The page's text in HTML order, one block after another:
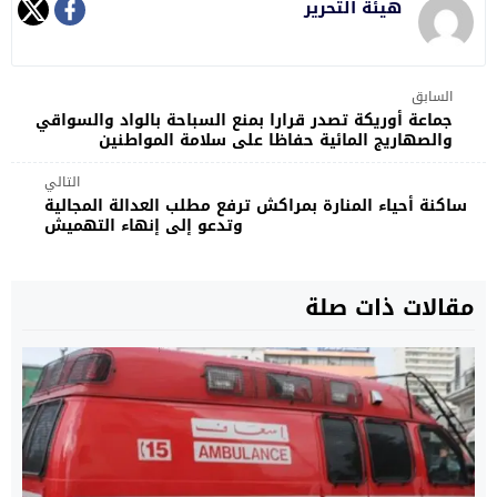
هيئة التحرير
السابق
جماعة أوريكة تصدر قرارا بمنع السباحة بالواد والسواقي
والصهاريج المائية حفاظا على سلامة المواطنين
التالي
ساكنة أحياء المنارة بمراكش ترفع مطلب العدالة المجالية
وتدعو إلى إنهاء التهميش
مقالات ذات صلة